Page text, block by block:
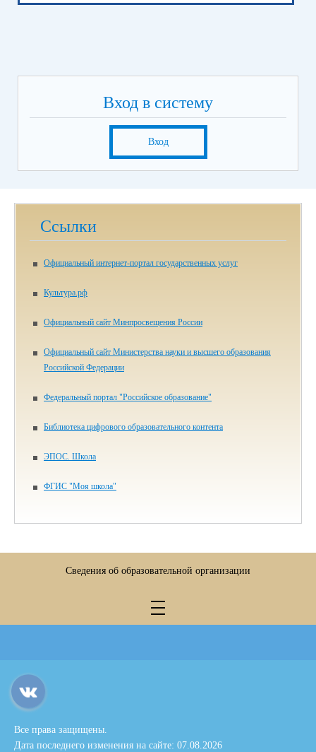
Вход в систему
Вход
Ссылки
Официальный интернет-портал государственных услуг
Культура.рф
Официальный сайт Минпросвещения России
Официальный сайт Министерства науки и высшего образования
Российской Федерации
Федеральный портал "Российское образование"
Библиотека цифрового образова­тельного контента
ЭПОС. Школа
ФГИС "Моя школа"
Сведения об образовательной организации
Все права защищены.
Дата последнего изменения на сайте: 07.08.2026